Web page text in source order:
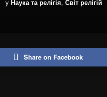
у Наука та релігія, Світ релігій
Share on Facebook